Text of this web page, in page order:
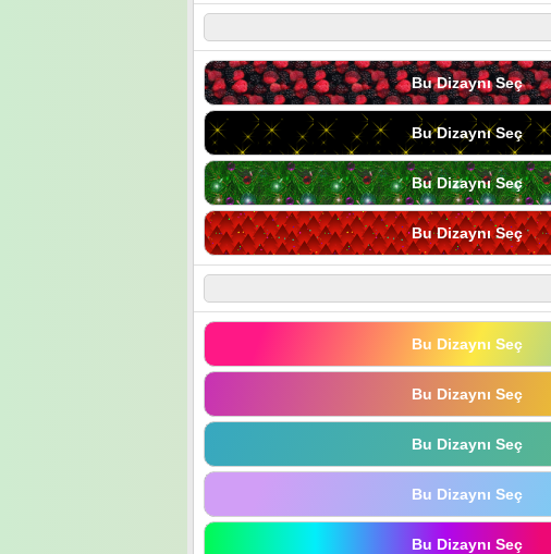
Bu Dizaynı Seç
Bu Dizaynı Seç
Bu Dizaynı Seç
Bu Dizaynı Seç
Bu Dizaynı Seç
Bu Dizaynı Seç
Bu Dizaynı Seç
Bu Dizaynı Seç
Bu Dizaynı Seç